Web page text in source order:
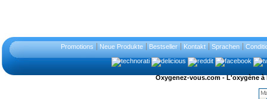
Promotions Neue Produkte Bestseller Kontakt Sprachen
Oxygenez-vous.com - L'oxygène